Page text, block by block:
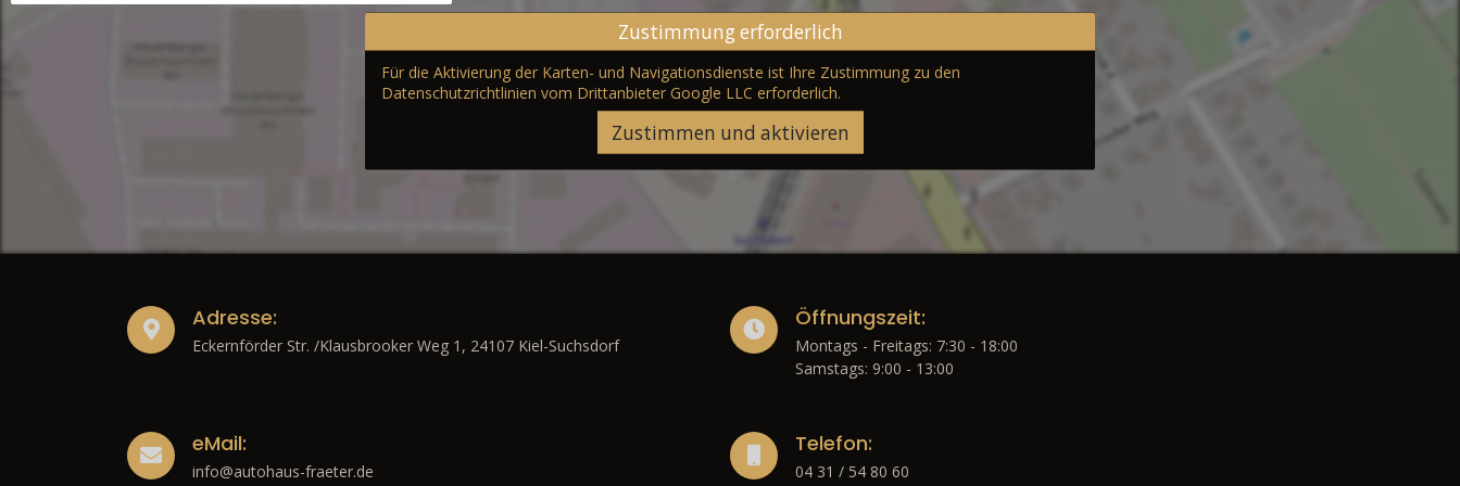
Zustimmung erforderlich
Für die Aktivierung der Karten- und Navigationsdienste ist Ihre Zustimmung zu den
Datenschutzrichtlinien vom Drittanbieter Google LLC erforderlich.
Zustimmen und aktivieren
Adresse:
Eckernförder Str. /Klausbrooker Weg 1, 24107 Kiel-Suchsdorf
Öffnungszeit:
Montags - Freitags: 7:30 - 18:00
Samstags: 9:00 - 13:00
eMail:
info@autohaus-fraeter.de
Telefon:
04 31 / 54 80 60